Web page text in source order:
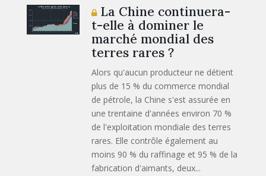
La Chine continuera-
t-elle à dominer le
marché mondial des
terres rares ?
Alors qu'aucun producteur ne détient
plus de 15 % du commerce mondial
de pétrole, la Chine s'est assurée en
une trentaine d'années environ 70 %
de l'exploitation mondiale des terres
rares. Elle contrôle également au
moins 90 % du raffinage et 95 % de la
fabrication d'aimants, deux...